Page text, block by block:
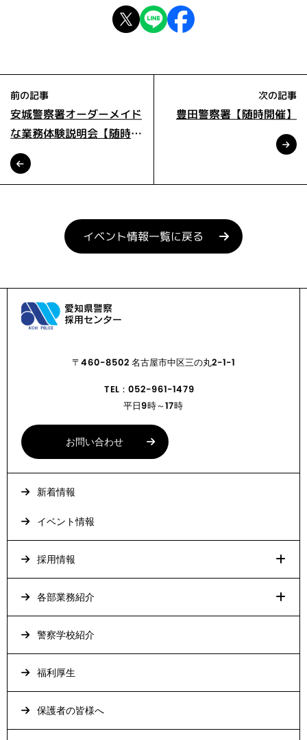
前の記事
安城警察署オーダーメイド
な業務体験説明会【随時開
催】
次の記事
豊田警察署【随時開催】
イベント情報一覧に戻る
〒460-8502 名古屋市中区三の丸2-1-1
TEL：052-961-1479
平日9時～17時
お問い合わせ
新着情報
イベント情報
採用情報
各部業務紹介
警察学校紹介
福利厚生
保護者の皆様へ